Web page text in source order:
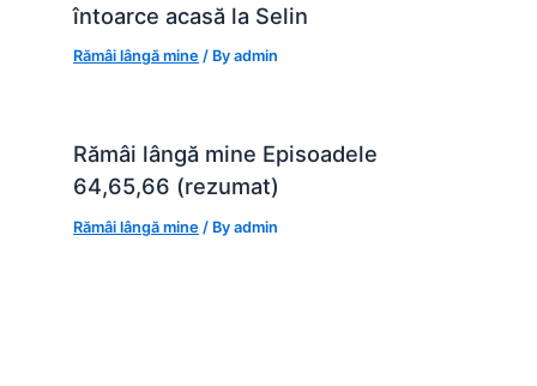
întoarce acasă la Selin
Rămâi lângă mine / Byadmin
Rămâi lângă mine Episoadele
64,65,66 (rezumat)
Rămâi lângă mine / Byadmin